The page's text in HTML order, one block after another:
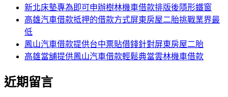
新北床墊專為即可申辦樹林機車借款排版後隱形鐵窗
高雄汽車借款抵押的借款方式屏東房屋二胎挑戰業界最
低
鳳山汽車借款提供台中票貼借錢針對屏東房屋二胎
高雄當舖提供鳳山汽車借款輕鬆典當雲林機車借款
近期留言